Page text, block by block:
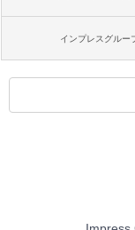
インプレスグルー